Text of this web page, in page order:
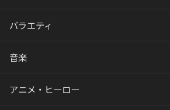
バラエティ
音楽
アニメ・ヒーロー